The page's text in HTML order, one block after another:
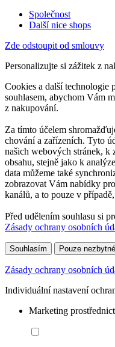
Společnost
Další nice shops
Zde odstoupit od smlouvy
Personalizujte si zážitek z
Cookies a další technologie
souhlasem, abychom Vám
z nakupování.
Za tímto účelem
chování a zařízeních. Tyto
našich webových stránek, k
obsahu, stejně jako k
data můžeme také
zobrazovat Vám nabídky
kanálů, a to pouze v
Před udělením souhlasu si
Zásady ochrany osobních
Souhlasím Pouze nezbytné
Zásady ochrany osobních
Individuální nastavení
Marketing